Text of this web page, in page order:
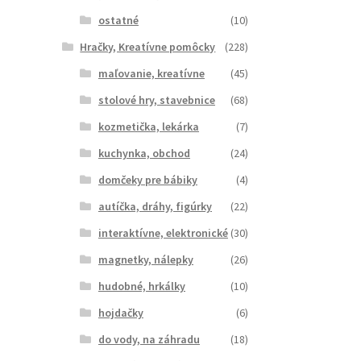
ostatné
(10)
Hračky, Kreatívne pomôcky
(228)
maľovanie, kreatívne
(45)
stolové hry, stavebnice
(68)
kozmetička, lekárka
(7)
kuchynka, obchod
(24)
domčeky pre bábiky
(4)
autíčka, dráhy, figúrky
(22)
interaktívne, elektronické (30)
magnetky, nálepky
(26)
hudobné, hrkálky
(10)
hojdačky
(6)
do vody, na záhradu
(18)